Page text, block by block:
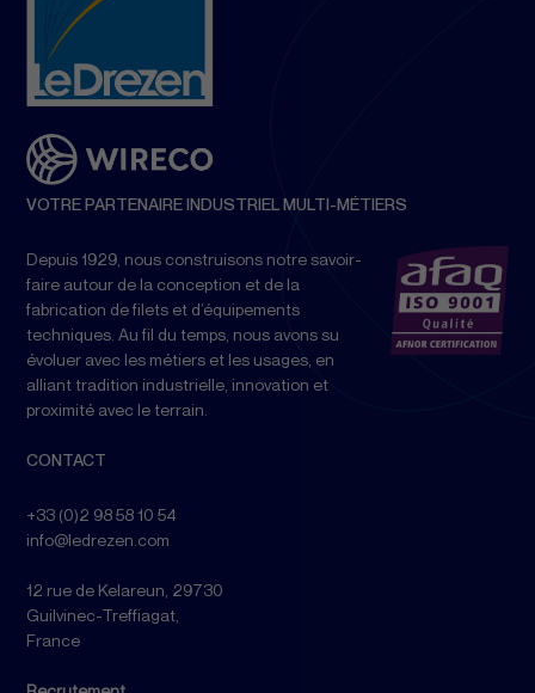
VOTRE PARTENAIRE INDUSTRIEL MULTI-MÉTIERS
Depuis 1929, nous construisons notre savoir-
faire autour de la conception et de la
fabrication de filets et d’équipements
techniques. Au fil du temps, nous avons su
évoluer avec les métiers et les usages, en
alliant tradition industrielle, innovation et
proximité avec le terrain.
CONTACT
+33 (0)2 98 58 10 54
info@ledrezen.com
12 rue de Kelareun, 29730
Guilvinec-Treffiagat,
France